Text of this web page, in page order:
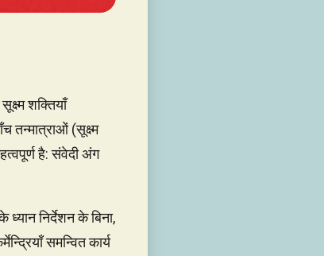
शक्तियाँ
तन्मात्राओं (सूक्ष्म
है: संवेदी अंग
निर्देशन के बिना,
समन्वित कार्य